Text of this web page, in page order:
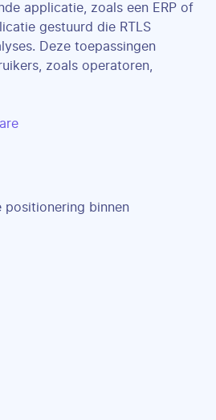
applicatie, zoals een ERP of
gestuurd die RTLS
Deze toepassingen
zoals operatoren,
positionering binnen